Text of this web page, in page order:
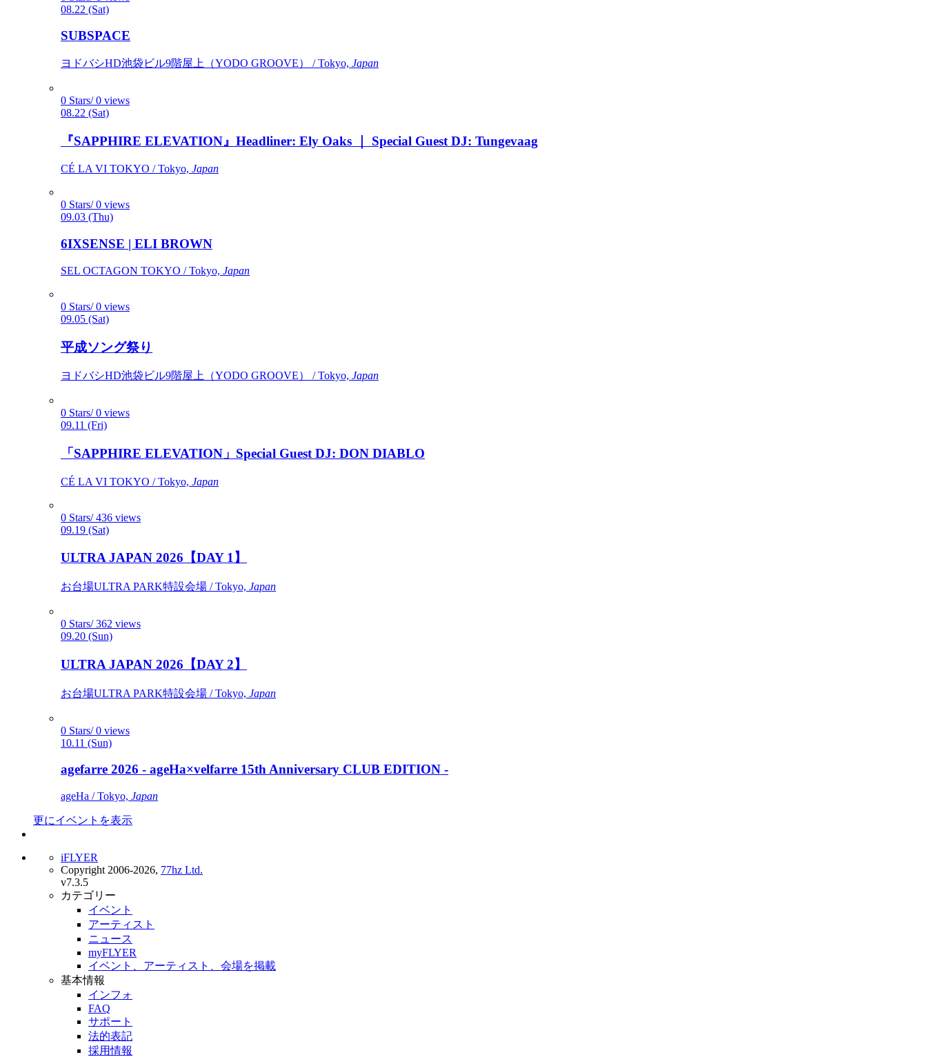
08.22 (Sat)
SUBSPACE
ヨドバシHD池袋ビル9階屋上（YODO GROOVE） / Tokyo, Japan
0 Stars/ 0 views
08.22 (Sat)
『SAPPHIRE ELEVATION』Headliner: Ely Oaks ｜ Special Guest DJ: Tungevaag
CÉ LA VI TOKYO / Tokyo, Japan
0 Stars/ 0 views
09.03 (Thu)
6IXSENSE | ELI BROWN
SEL OCTAGON TOKYO / Tokyo, Japan
0 Stars/ 0 views
09.05 (Sat)
平成ソング祭り
ヨドバシHD池袋ビル9階屋上（YODO GROOVE） / Tokyo, Japan
0 Stars/ 0 views
09.11 (Fri)
「SAPPHIRE ELEVATION」Special Guest DJ: DON DIABLO
CÉ LA VI TOKYO / Tokyo, Japan
0 Stars/ 436 views
09.19 (Sat)
ULTRA JAPAN 2026【DAY 1】
お台場ULTRA PARK特設会場 / Tokyo, Japan
0 Stars/ 362 views
09.20 (Sun)
ULTRA JAPAN 2026【DAY 2】
お台場ULTRA PARK特設会場 / Tokyo, Japan
0 Stars/ 0 views
10.11 (Sun)
agefarre 2026 - ageHa×velfarre 15th Anniversary CLUB EDITION -
ageHa / Tokyo, Japan
更にイベントを表示
iFLYER
Copyright 2006-2026, 77hz Ltd.
v7.3.5
カテゴリー
イベント
アーティスト
ニュース
myFLYER
イベント、アーティスト、会場を掲載
基本情報
インフォ
FAQ
サポート
法的表記
採用情報